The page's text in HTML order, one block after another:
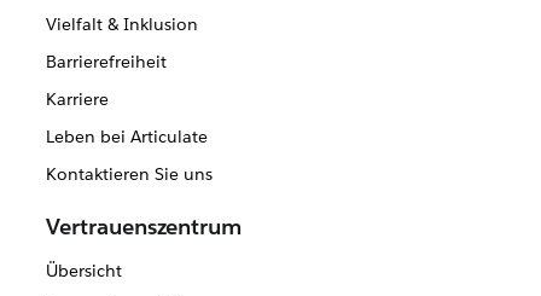
Vielfalt & Inklusion
Barrierefreiheit
Karriere
Leben bei Articulate
Kontaktieren Sie uns
Vertrauenszentrum
Übersicht